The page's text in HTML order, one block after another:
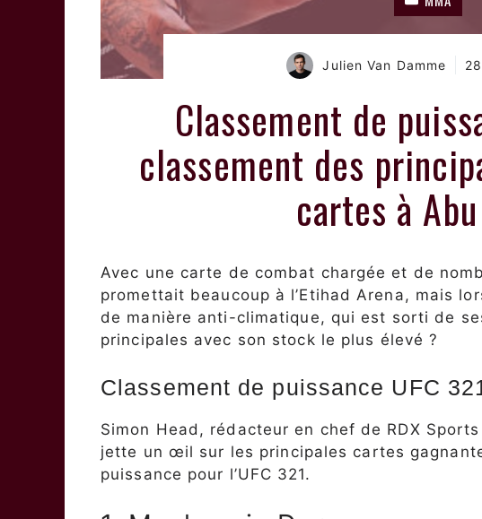
Julien Van Damme
Classement de
classement des
cartes à
Avec une carte de combat chargée et de
promettait beaucoup à l’Etihad Arena, mais
de manière anti-climatique, qui est sorti de
principales avec son stock le plus élevé ?
Classement de puissance UFC
Simon Head, rédacteur en chef de RDX
jette un œil sur les principales cartes
puissance pour l’UFC 321.